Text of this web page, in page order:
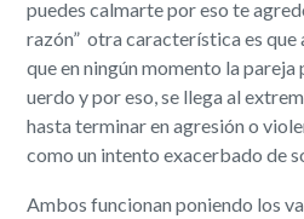
puedes calmarte por eso te
razón” ​ otra característica es
que en ningún momento la pareja
uerdo y por eso, se llega al
hasta terminar en agresión o
como un intento exacerbado de
Ambos funcionan poniendo los